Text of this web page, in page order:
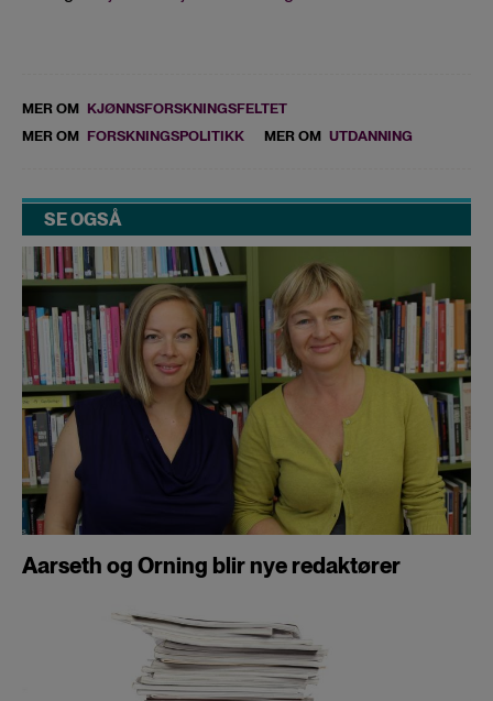
MER OM KJØNNSFORSKNINGSFELTET
MER OM FORSKNINGSPOLITIKK MER OM UTDANNING
SE OGSÅ
Aarseth og Orning blir nye redaktører